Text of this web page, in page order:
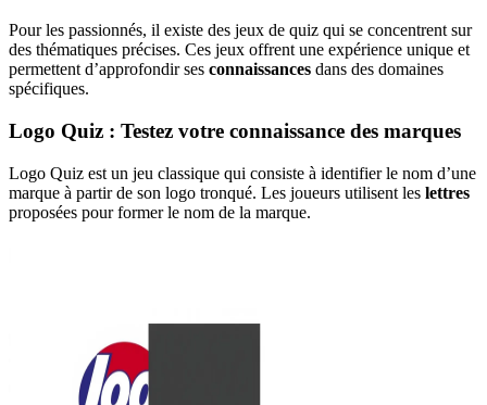
Pour les passionnés, il existe des jeux de quiz qui se concentrent sur
des thématiques précises. Ces jeux offrent une expérience unique et
permettent d’approfondir ses connaissances dans des domaines
spécifiques.
Logo Quiz : Testez votre connaissance des marques
Logo Quiz est un jeu classique qui consiste à identifier le nom d’une
marque à partir de son logo tronqué. Les joueurs utilisent les lettres
proposées pour former le nom de la marque.